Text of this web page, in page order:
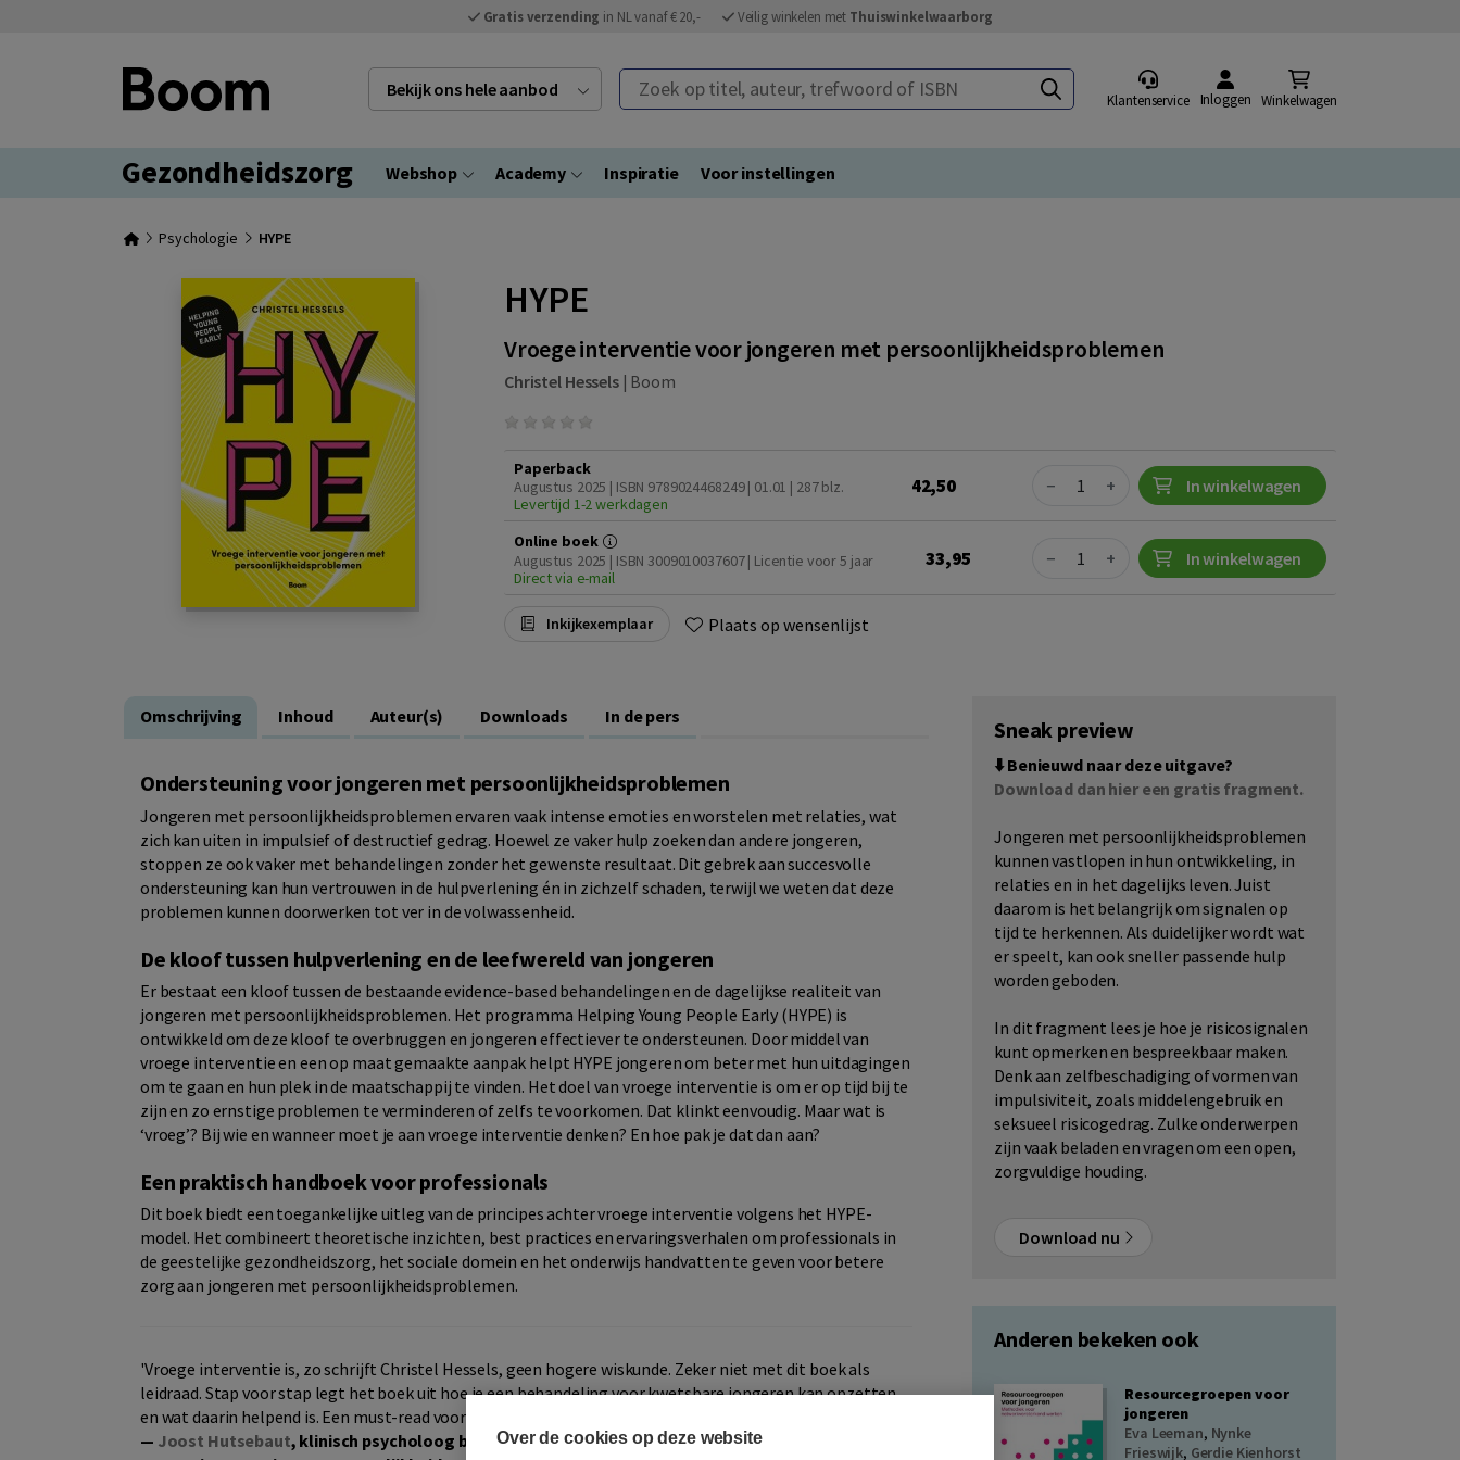
Gratis verzending in NL vanaf € 20,- Veilig winkelen met Thuiswinkelwaarborg
Bekijk ons hele aanbod Zoek op titel, auteur, trefwoord of ISBN
Klantenservice Inloggen Winkelwagen
Gezondheidszorg Webshop Academy Inspiratie Voor instellingen
Psychologie HYPE
HYPE
Vroege interventie voor jongeren met persoonlijkheidsproblemen
Christel Hessels| Boom
Paperback
Augustus 2025 | ISBN 9789024468249 | 01.01 | 287 blz.
Levertijd 1-2 werkdagen
42,50 Quantity
− + In winkelwagen
Online boek
Augustus 2025 | ISBN 3009010037607 | Licentie voor 5 jaar
Direct via e-mail
33,95 Quantity
− + In winkelwagen
Inkijkexemplaar Plaats op wensenlijst
Omschrijving Inhoud Auteur(s) Downloads In de pers
Ondersteuning voor jongeren met persoonlijkheidsproblemen
Jongeren met persoonlijkheidsproblemen ervaren vaak intense emoties en worstelen met relaties, wat
zich kan uiten in impulsief of destructief gedrag. Hoewel ze vaker hulp zoeken dan andere jongeren,
stoppen ze ook vaker met behandelingen zonder het gewenste resultaat. Dit gebrek aan succesvolle
ondersteuning kan hun vertrouwen in de hulpverlening én in zichzelf schaden, terwijl we weten dat deze
problemen kunnen doorwerken tot ver in de volwassenheid.
De kloof tussen hulpverlening en de leefwereld van jongeren
Er bestaat een kloof tussen de bestaande evidence-based behandelingen en de dagelijkse realiteit van
jongeren met persoonlijkheidsproblemen. Het programma Helping Young People Early (HYPE) is
ontwikkeld om deze kloof te overbruggen en jongeren effectiever te ondersteunen. Door middel van
vroege interventie en een op maat gemaakte aanpak helpt HYPE jongeren om beter met hun uitdagingen
om te gaan en hun plek in de maatschappij te vinden. Het doel van vroege interventie is om er op tijd bij te
zijn en zo ernstige problemen te verminderen of zelfs te voorkomen. Dat klinkt eenvoudig. Maar wat is
‘vroeg’? Bij wie en wanneer moet je aan vroege interventie denken? En hoe pak je dat dan aan?
Een praktisch handboek voor professionals
Dit boek biedt een toegankelijke uitleg van de principes achter vroege interventie volgens het HYPE-
model. Het combineert theoretische inzichten, best practices en ervaringsverhalen om professionals in
de geestelijke gezondheidszorg, het sociale domein en het onderwijs handvatten te geven voor betere
zorg aan jongeren met persoonlijkheidsproblemen.
'Vroege interventie is, zo schrijft Christel Hessels, geen hogere wiskunde. Zeker niet met dit boek als
leidraad. Stap voor stap legt het boek uit hoe je een behandeling voor kwetsbare jongeren kan opzetten
en wat daarin helpend is. Een must-read voor iedereen die met jongeren werkt.'
— Joost Hutsebaut, klinisch psycholoog bij de Viersprong, bijzonder hoogleraar 'Preventie en
Sneak preview
⬇️ Benieuwd naar deze uitgave?
Download dan hier een gratis fragment.
Jongeren met persoonlijkheidsproblemen
kunnen vastlopen in hun ontwikkeling, in
relaties en in het dagelijks leven. Juist
daarom is het belangrijk om signalen op
tijd te herkennen. Als duidelijker wordt wat
er speelt, kan ook sneller passende hulp
worden geboden.
In dit fragment lees je hoe je risicosignalen
kunt opmerken en bespreekbaar maken.
Denk aan zelfbeschadiging of vormen van
impulsiviteit, zoals middelengebruik en
seksueel risicogedrag. Zulke onderwerpen
zijn vaak beladen en vragen om een open,
zorgvuldige houding.
Download nu
Anderen bekeken ook
Resourcegroepen voor
jongeren
Eva Leeman, Nynke
Frieswijk, Gerdie Kienhorst
Over de cookies op deze website